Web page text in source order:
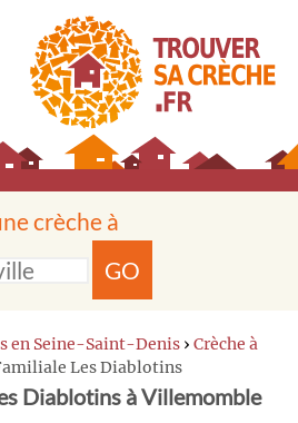
crèche à
GO
en Seine-Saint-Denis › Crèche à
Les Diablotins
Diablotins à Villemomble